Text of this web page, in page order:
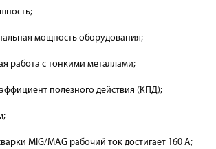
мощность оборудования;
работа с тонкими металлами;
полезного действия (КПД);
MIG/MAG рабочий ток достигает 160 А;